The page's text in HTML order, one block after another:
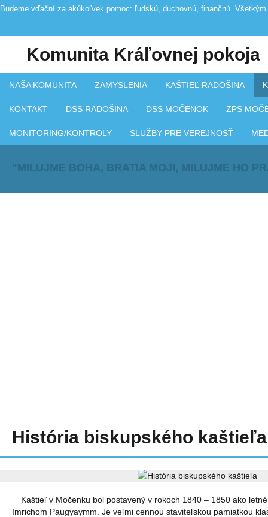
Budeme vďační za akúkoľvek pomoc: ľudskú, duchovnú, finančnú.
Komunita Kráľovnej pokoja
NAŠA KOMUNITA ZAMYSLENIA KAŠTIEĽ RADOŠINA
KONTAKT DSS RADOŠINA DSS MOČENOK ZPS
MONITORING/KONTROLY SLUŽBY PRE VEREJNOSŤ
"MILUJME BOHA, BRATIA MOJI, MILUJME HO
História biskupského kaštieľa
Kaštieľ v Močenku bol postavený v rokoch 1840 – 1850 ako
Imrichom Paugyaymm. Je veľmi cennou staviteľskou pamiatkou